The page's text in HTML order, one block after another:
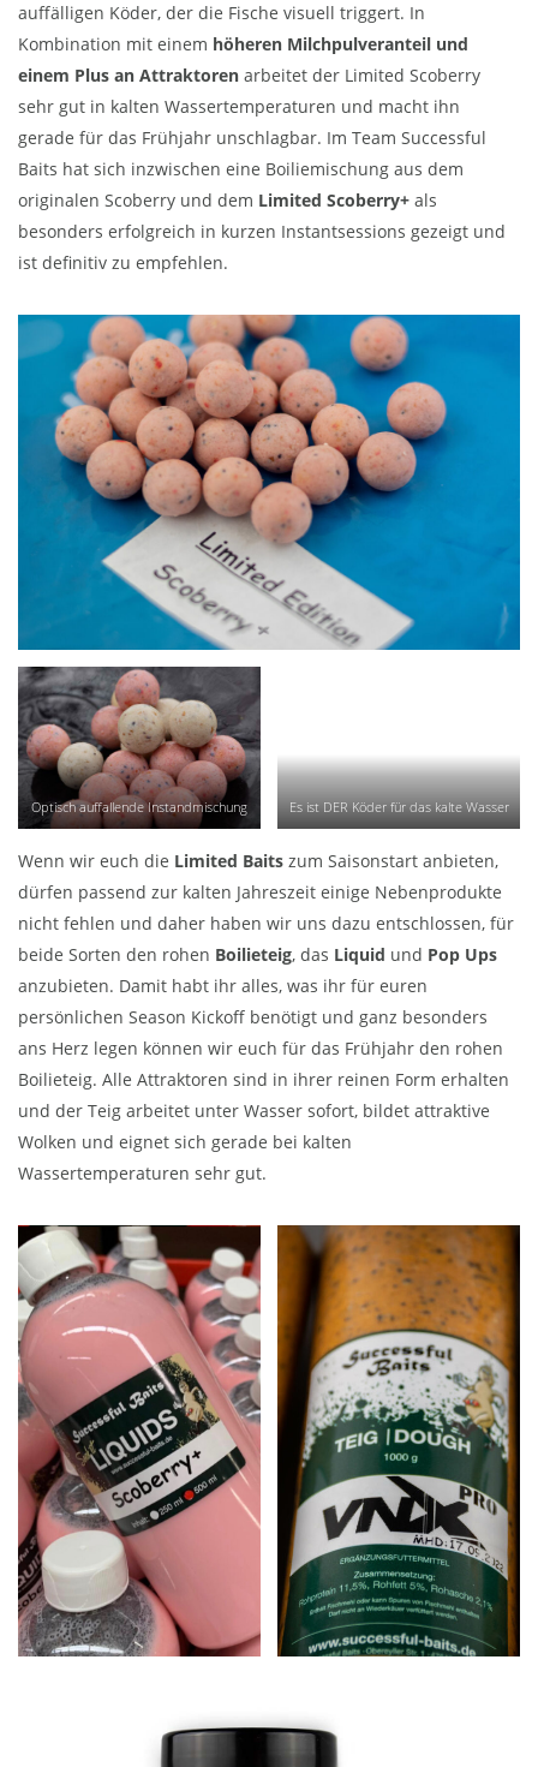
auffälligen Köder, der die Fische visuell triggert. In
Kombination mit einem höheren Milchpulveranteil und
einem Plus an Attraktoren arbeitet der Limited Scoberry
sehr gut in kalten Wassertemperaturen und macht ihn
gerade für das Frühjahr unschlagbar. Im Team Successful
Baits hat sich inzwischen eine Boiliemischung aus dem
originalen Scoberry und dem Limited Scoberry+ als
besonders erfolgreich in kurzen Instantsessions gezeigt und
ist definitiv zu empfehlen.
Optisch auffallende Instandmischung Es ist DER Köder für das kalte Wasser
Wenn wir euch die Limited Baits zum Saisonstart anbieten,
dürfen passend zur kalten Jahreszeit einige Nebenprodukte
nicht fehlen und daher haben wir uns dazu entschlossen, für
beide Sorten den rohen Boilieteig, das Liquid und Pop Ups
anzubieten. Damit habt ihr alles, was ihr für euren
persönlichen Season Kickoff benötigt und ganz besonders
ans Herz legen können wir euch für das Frühjahr den rohen
Boilieteig. Alle Attraktoren sind in ihrer reinen Form erhalten
und der Teig arbeitet unter Wasser sofort, bildet attraktive
Wolken und eignet sich gerade bei kalten
Wassertemperaturen sehr gut.